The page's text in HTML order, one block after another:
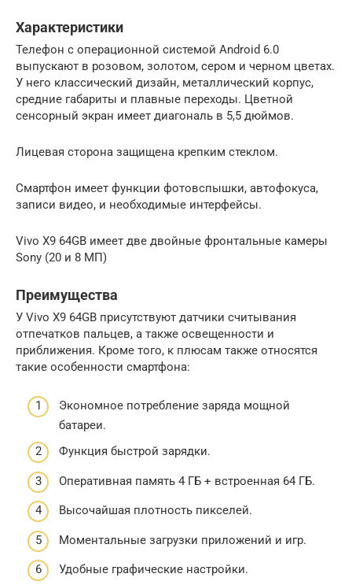
Характеристики
Телефон с операционной системой Android 6.0
выпускают в розовом, золотом, сером и черном цветах.
У него классический дизайн, металлический корпус,
средние габариты и плавные переходы. Цветной
сенсорный экран имеет диагональ в 5,5 дюймов.
Лицевая сторона защищена крепким стеклом.
Смартфон имеет функции фотовспышки, автофокуса,
записи видео, и необходимые интерфейсы.
Vivo X9 64GB имеет две двойные фронтальные камеры
Sony (20 и 8 МП)
Преимущества
У Vivo X9 64GB присутствуют датчики считывания
отпечатков пальцев, а также освещенности и
приближения. Кроме того, к плюсам также относятся
такие особенности смартфона:
Экономное потребление заряда мощной
батареи.
Функция быстрой зарядки.
Оперативная память 4 ГБ + встроенная 64 ГБ.
Высочайшая плотность пикселей.
Моментальные загрузки приложений и игр.
Удобные графические настройки.